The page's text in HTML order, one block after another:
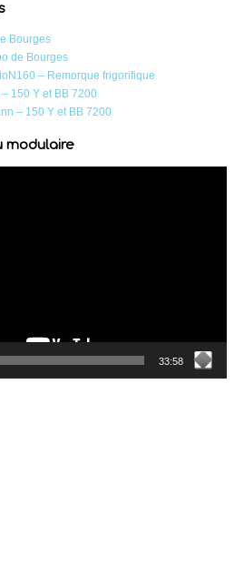
Bourges
de Bourges
– Remorque frigorifique
150 Y et BB 7200
– 150 Y et BB 7200
modulaire
33:58